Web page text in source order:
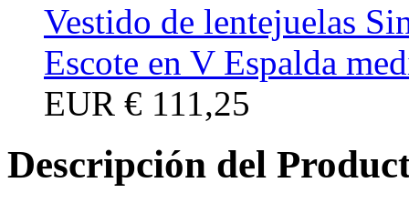
Vestido de lentejuelas
Escote en V Espalda
EUR € 111,25
Descripción del